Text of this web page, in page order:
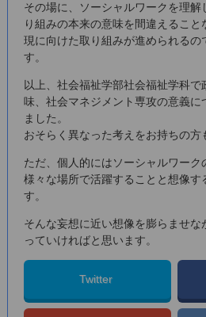
その場に、ソーシャルワークを理解
り組みの本来の意味を間違えるこ
現に向けた取り組みが進められるの
す。
以上、社会福祉学部社会福祉学科
味、社会マネジメント専攻の意義に
ました。
おそらく異なった考えをお持ちの方
ただ、個人的にはソーシャルワーク
様々な場所で活躍することと想像す
す。
そんな妄想に近い想像を膨らませな
っていければと思います。
Twitter